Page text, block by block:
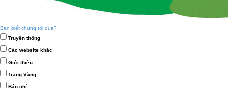
Bạn biết chúng tôi qua?
Truyền thông
Các website khác
Giới thiệu
Trang Vàng
Báo chí